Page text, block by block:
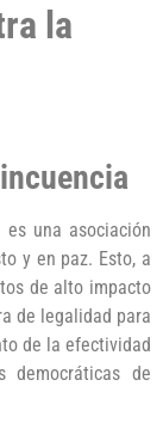
la
es una asociación
y en paz. Esto, a
de alto impacto
de legalidad para
de la efectividad
de